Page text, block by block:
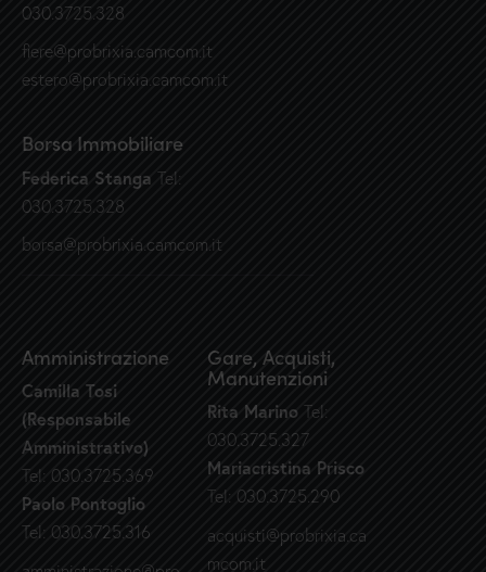
030.3725.328
fiere@probrixia.camcom.it
estero@probrixia.camcom.it
Borsa Immobiliare
Federica Stanga Tel:
030.3725.328
borsa@probrixia.camcom.it
Amministrazione
Camilla Tosi
(Responsabile
Amministrativo)
Tel: 030.3725.369
Paolo Pontoglio
Tel: 030.3725.316
Gare, Acquisti,
Manutenzioni
Rita Marino Tel:
030.3725.327
Mariacristina Prisco
Tel: 030.3725.290
acquisti@probrixia.ca
mcom.it